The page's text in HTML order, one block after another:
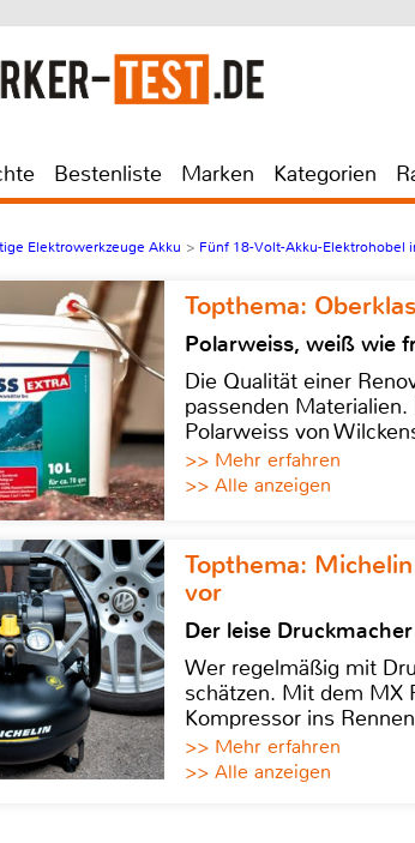
Bestenliste Marken Kategorien
Elektrowerkzeuge Akku > Fünf 18-Volt-Akku-Elektrohobel
Topthema:
Polarweiss, weiß wie
Die Qualität einer
passenden
Polarweiss von
>> Mehr erfahren
>> Alle anzeigen
Topthema:
vor
Der leise Druckmacher
Wer regelmäßig mit
schätzen. Mit dem MX
Kompressor ins Rennen
>> Mehr erfahren
>> Alle anzeigen